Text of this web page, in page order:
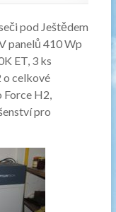
pod Ještědem
panelů 410 Wp
ET, 3 ks
celkové
Force H2,
pro